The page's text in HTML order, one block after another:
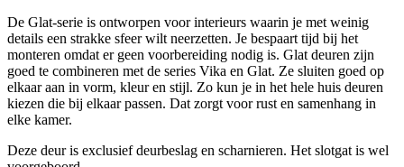
De Glat-serie is ontworpen voor interieurs waarin je met weinig
details een strakke sfeer wilt neerzetten. Je bespaart tijd bij het
monteren omdat er geen voorbereiding nodig is. Glat deuren zijn
goed te combineren met de series Vika en Glat. Ze sluiten goed op
elkaar aan in vorm, kleur en stijl. Zo kun je in het hele huis deuren
kiezen die bij elkaar passen. Dat zorgt voor rust en samenhang in
elke kamer.
Deze deur is exclusief deurbeslag en scharnieren. Het slotgat is wel